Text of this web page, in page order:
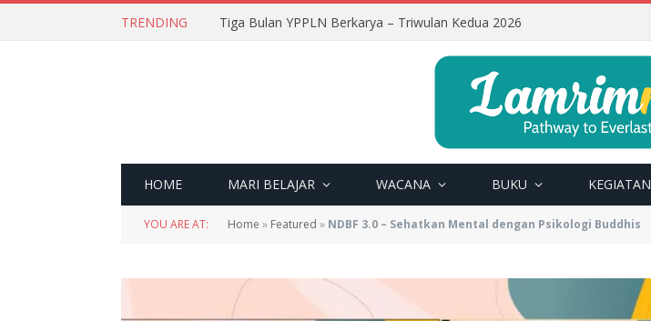
TRENDING Tiga Bulan YPPLN Berkarya – Triwulan Kedua 2026
HOME MARI BELAJAR WACANA BUKU KEGIATAN
YOU ARE AT: Home » Featured » NDBF 3.0 – Sehatkan Mental dengan Psikologi Buddhis